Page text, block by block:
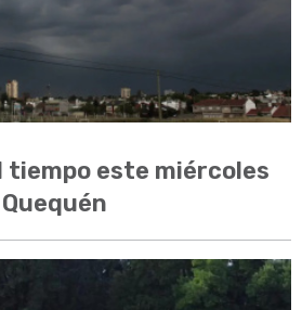
tiempo este miércoles